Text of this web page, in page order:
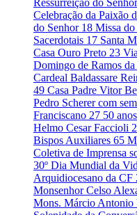
Ressurreição do
Celebração da Paixão
do Senhor 18 Missa do
Sacerdotais 17 Santa
Casa Ouro Preto 23
Domingo de Ramos
Cardeal Baldassare
49 Casa Padre Vitor
Pedro Scherer com
Franciscano 27 50
Helmo Cesar Faccioli
Bispos Auxiliares 65
Coletiva de Imprensa
30º Dia Mundial da
Arquidiocesano da CF
Monsenhor Celso
Mons. Márcio Antonio